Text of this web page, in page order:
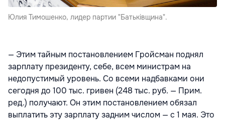
Юлия Тимошенко, лидер партии "Батькiвщина".
— Этим тайным постановлением Гройсман поднял
зарплату президенту, себе, всем министрам на
недопустимый уровень. Со всеми надбавками они
сегодня до 100 тыс. гривен (248 тыс. руб. — Прим.
ред.) получают. Он этим постановлением обязал
выплатить эту зарплату задним числом — с 1 мая. Это